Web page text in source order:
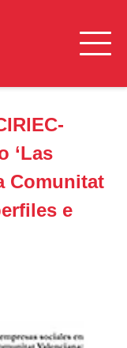
‘Las
Comunitat
e